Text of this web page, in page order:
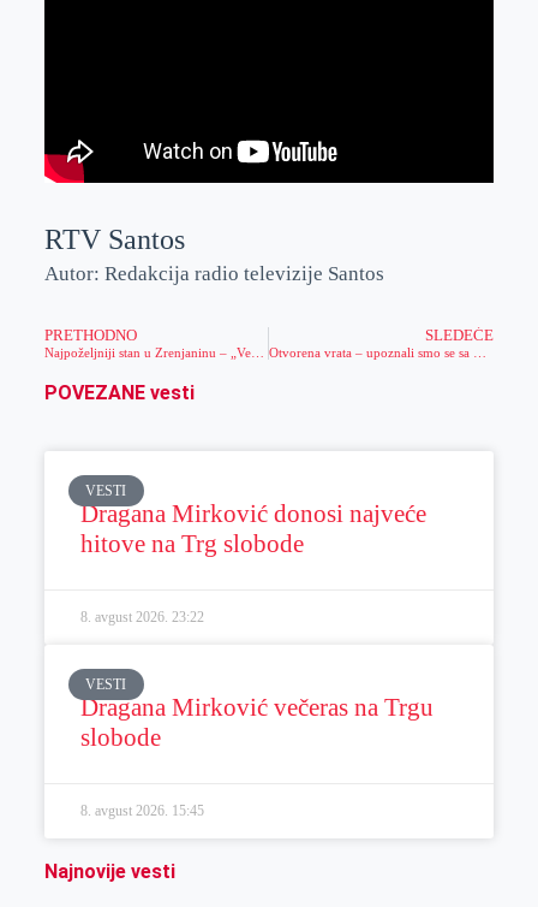
RTV Santos
Autor: Redakcija radio televizije Santos
PRETHODNO
Najpoželjniji stan u Zrenjaninu – „Večiti mladoženja“
SLEDEĆE
POVEZANE vesti
VESTI
Dragana Mirković donosi najveće
hitove na Trg slobode
8. avgust 2026. 23:22
VESTI
Dragana Mirković večeras na Trgu
slobode
8. avgust 2026. 15:45
Najnovije vesti